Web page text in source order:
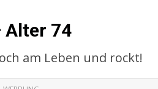
Alter 74
am Leben und rockt!